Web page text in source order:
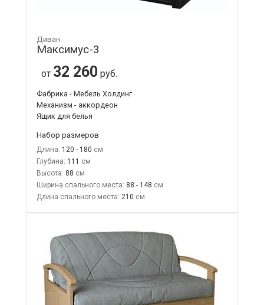
Диван
Максимус-3
от 32 260 руб.
Фабрика - Мебель Холдинг
Механизм - аккордеон
Ящик для белья
Набор размеров
Длина: 120 - 180
Глубина: 111
Высота: 88
Ширина спального места: 88 - 148
Длина спального места: 210